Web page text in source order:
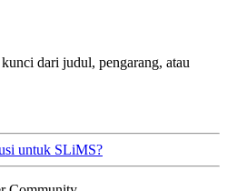
dari judul, pengarang, atau
untuk SLiMS?